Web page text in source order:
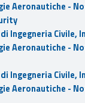
Aeronautiche -
Ingegneria Civile,
Aeronautiche -
Ingegneria Civile,
Aeronautiche -